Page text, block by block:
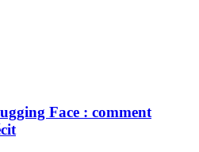
Face : comment